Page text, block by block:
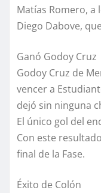
Matías Romero,
Diego Dabove,
Ganó Godoy Cruz
Godoy Cruz de
vencer a
dejó sin ninguna
El único gol del
Con este
final de la Fase.
Éxito de Colón